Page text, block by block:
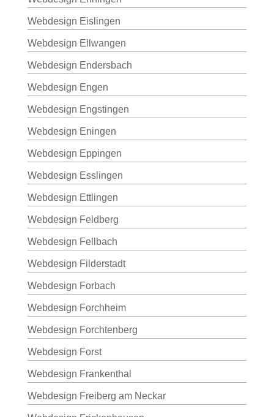
Webdesign Eislingen
Webdesign Ellwangen
Webdesign Endersbach
Webdesign Engen
Webdesign Engstingen
Webdesign Eningen
Webdesign Eppingen
Webdesign Esslingen
Webdesign Ettlingen
Webdesign Feldberg
Webdesign Fellbach
Webdesign Filderstadt
Webdesign Forbach
Webdesign Forchheim
Webdesign Forchtenberg
Webdesign Forst
Webdesign Frankenthal
Webdesign Freiberg am Neckar